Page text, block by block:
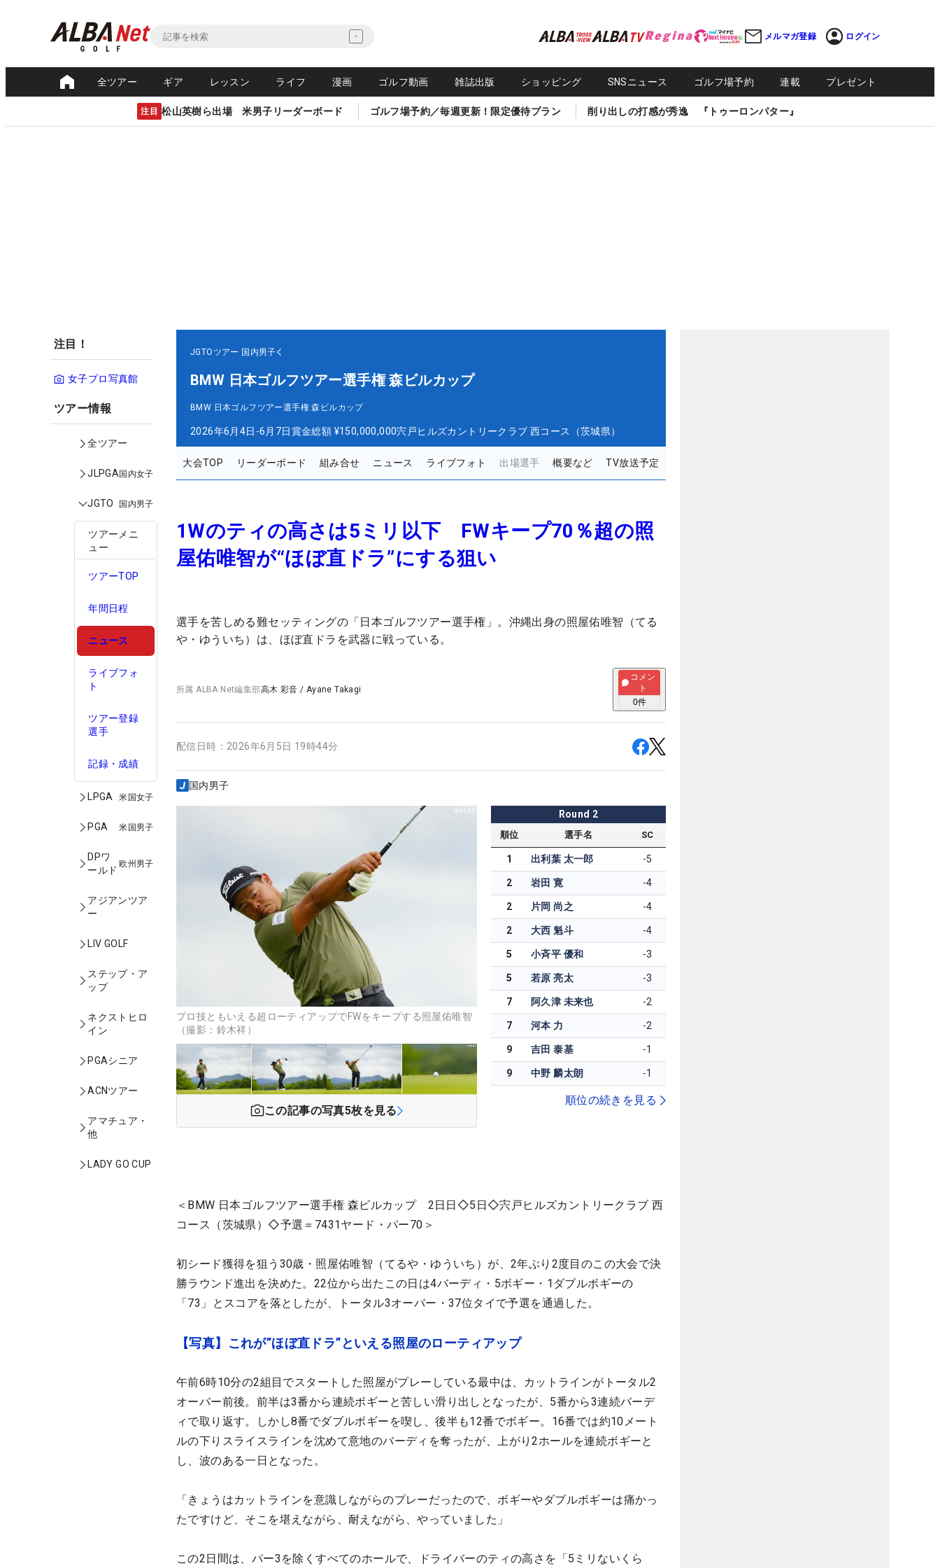
メルマガ登録 ログイン
全ツアー ギア レッスン ライフ 漫画 ゴルフ動画 雑誌出版 ショッピング SNSニュース ゴルフ場予約 連載 プレゼント
注目 松山英樹ら出場 米男子リーダーボード ゴルフ場予約／毎週更新！限定優待プラン 削り出しの打感が秀逸 『トゥーロンパター』
注目！
女子プロ写真館
ツアー情報
全ツアー
JLPGA国内女子
JGTO 国内男子
ツアーメニ
ュー
ツアーTOP
年間日程
ニュース
ライブフォ
ト
ツアー登録
選手
記録・成績
LPGA 米国女子
PGA 米国男子
DPワ
ールド
欧州男子
アジアンツア
ー
LIV GOLF
ステップ・ア
ップ
ネクストヒロ
イン
PGAシニア
ACNツアー
アマチュア・
他
LADY GO CUP
JGTOツアー 国内男子
BMW 日本ゴルフツアー選手権 森ビルカップ
BMW 日本ゴルフツアー選手権 森ビルカップ
2026年6月4日-6月7日賞金総額 ¥150,000,000宍戸ヒルズカントリークラブ 西コース（茨城県）
大会TOP リーダーボード 組み合せ ニュース ライブフォト 出場選手 概要など TV放送予定
1Wのティの高さは5ミリ以下 FWキープ70％超の照
屋佑唯智が“ほぼ直ドラ”にする狙い
選手を苦しめる難セッティングの「日本ゴルフツアー選手権」。沖縄出身の照屋佑唯智（てる
や・ゆういち）は、ほぼ直ドラを武器に戦っている。
所属ALBA Net編集部高木 彩音 / Ayane Takagi
コメン
ト
0件
配信日時： 2026年6月5日 19時44分
国内男子
プロ技ともいえる超ローティアップでFWをキープする照屋佑唯智
（撮影：鈴木祥）
この記事の写真5枚を見る
Round 2
順位 選手名 SC
1 出利葉 太一郎 -5
2 岩田 寛 -4
2 片岡 尚之 -4
2 大西 魁斗 -4
5 小斉平 優和 -3
5 若原 亮太 -3
7 阿久津 未来也 -2
7 河本 力 -2
9 吉田 泰基 -1
9 中野 麟太朗 -1
順位の続きを見る
＜BMW 日本ゴルフツアー選手権 森ビルカップ 2日日◇5日◇宍戸ヒルズカントリークラブ 西
コース（茨城県）◇予選＝7431ヤード・パー70＞
初シード獲得を狙う30歳・照屋佑唯智（てるや・ゆういち）が、2年ぶり2度目のこの大会で決
勝ラウンド進出を決めた。22位から出たこの日は4バーディ・5ボギー・1ダブルボギーの
「73」とスコアを落としたが、トータル3オーバー・37位タイで予選を通過した。
【写真】これが”ほぼ直ドラ”といえる照屋のローティアップ
午前6時10分の2組目でスタートした照屋がプレーしている最中は、カットラインがトータル2
オーバー前後。前半は3番から連続ボギーと苦しい滑り出しとなったが、5番から3連続バーデ
ィで取り返す。しかし8番でダブルボギーを喫し、後半も12番でボギー。16番では約10メート
ルの下りスライスラインを沈めて意地のバーディを奪ったが、上がり2ホールを連続ボギーと
し、波のある一日となった。
「きょうはカットラインを意識しながらのプレーだったので、ボギーやダブルボギーは痛かっ
たですけど、そこを堪えながら、耐えながら、やっていました」
この2日間は、パー3を除くすべてのホールで、ドライバーのティの高さを「5ミリないくら